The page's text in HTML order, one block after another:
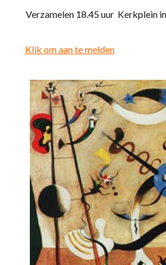
Verzamelen 18.45 uur Kerkplein
Klik om aan te melden